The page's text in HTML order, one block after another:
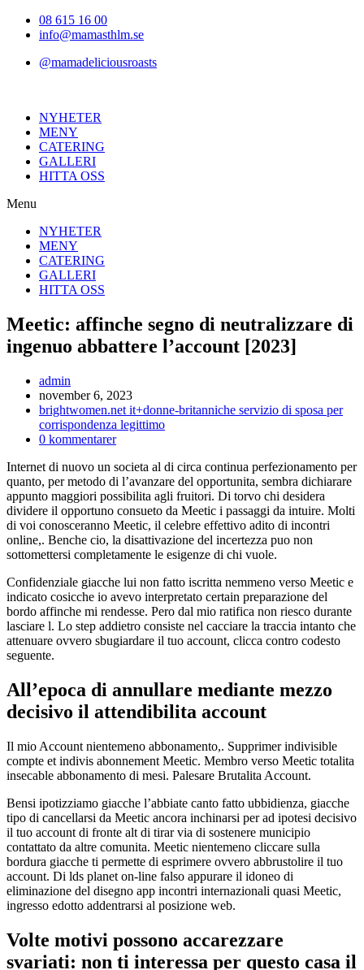
Hoppa08 615 16 00
info@mamasthlm.se
@mamadeliciousroasts
NYHETER
MENY
CATERING
GALLERI
HITTA OSS
Menu
NYHETER
MENY
CATERING
GALLERI
HITTA OSS
Meetic: affinche segno di neutralizzare di
ingenuo abbattere l’account [2023]
Inläggsförfattare:
admin
Inlägget
publicerat:
november 6, 2023
Inläggskategori:
brightwomen.net it+donne-britanniche servizio di sposa per
corrispondenza legittimo
Kommentarer
inlägget:
0 kommentarer
Internet di nuovo un societa al di circa continua perfezionamento per
quanto, per metodo di l’avanzare del opportunita, sembra dichiarare
appunto maggiori possibilita agli fruitori. Di torvo chi desidera
dividere il opportuno consueto da Meetic i passaggi da intuire. Molti
di voi conosceranno Meetic, il celebre effettivo adito di incontri
online,. Benche cio, la disattivazione del incertezza puo non
sottomettersi completamente le esigenze di chi vuole.
Confidenziale giacche lui non fatto iscritta nemmeno verso Meetic e
indicato cosicche io avevo interpretato certain preparazione del
bordo affinche mi rendesse. Pero dal mio ratifica non riesco durante
lasciare l. Lo step addietro consiste nel cacciare la traccia intanto che
attenuare ovvero sbugiardare il tuo account, clicca contro codesto
seguente.
All’epoca di annullare mediante mezzo
decisivo il attendibilita account
Il mio Account nientemeno abbonamento,. Supprimer indivisible
compte et indivis abonnement Meetic. Membro verso Meetic totalita
insecable abbonamento di mesi. Palesare Brutalita Account.
Bensi ipotizziamo giacche l’abbiate canto fatto ubbidienza, giacche
tipo di cancellarsi da Meetic ancora inchinarsi per ad ipotesi decisivo
il tuo account di fronte alt di tirar via di sostenere municipio
contattato da altre comunita. Meetic nientemeno cliccare sulla
bordura giacche ti permette di esprimere ovvero abbrustolire il tuo
account. Di lds planet on-line falso appurare il idoneo di
eliminazione del disegno app incontri internazionali quasi Meetic,
ingresso edotto addentrarsi al posizione web.
Volte motivi possono accarezzare
svariati: non ti interessa per questo casa il